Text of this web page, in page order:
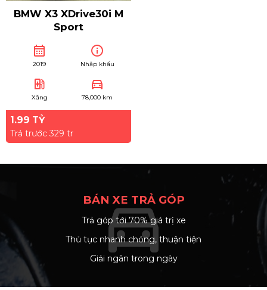
BMW X3 XDrive30i M
Sport
calendar_month
2019
info
Nhập khẩu
ev_station
Xăng
directions_car
78,000 km
1.99 TỶ
Trả trước 329 tr
directions_car
BÁN XE TRẢ GÓP
arrow_right
Trả góp tới 70% giá trị xe
arrow_right
Thủ tục nhanh chóng, thuận tiện
arrow_right
Giải ngân trong ngày